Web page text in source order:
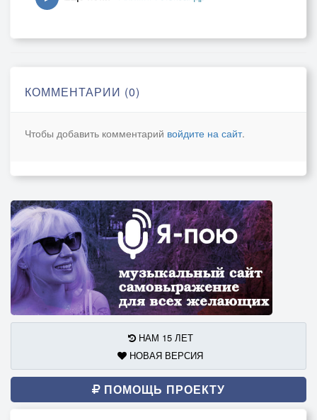
КОММЕНТАРИИ (0)
Чтобы добавить комментарий войдите на сайт.
НАМ 15 ЛЕТ
НОВАЯ ВЕРСИЯ
ПОМОЩЬ ПРОЕКТУ